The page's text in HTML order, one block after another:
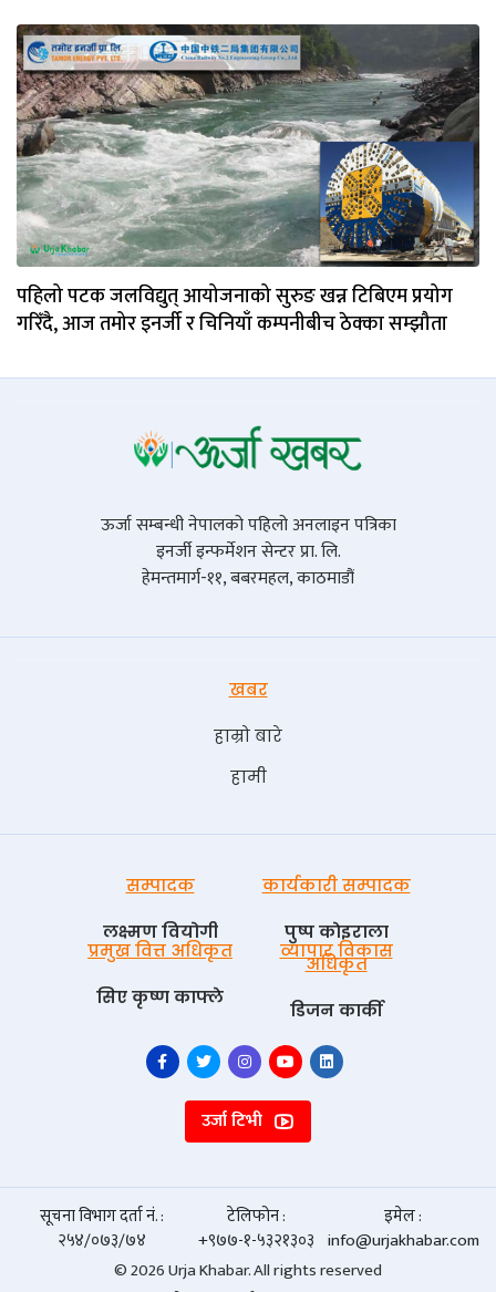
पहिलो पटक जलविद्युत् आयोजनाको सुरुङ खन्न टिबिएम प्रयोग
गरिँदै, आज तमोर इनर्जी र चिनियाँ कम्पनीबीच ठेक्का सम्झौता
ऊर्जा सम्बन्धी नेपालको पहिलो अनलाइन पत्रिका
इनर्जी इन्फर्मेशन सेन्टर प्रा. लि.
हेमन्तमार्ग-११, बबरमहल, काठमाडौं
खबर
हाम्रो बारे
हामी
सम्पादक
लक्ष्मण वियोगी
कार्यकारी सम्पादक
पुष्प काेइराला
प्रमुख वित्त अधिकृत
सिए कृष्ण काफ्ले
व्यापार विकास
अधिकृत
डिजन कार्की
उर्जा टिभी
सूचना विभाग दर्ता नं. :
२५४/०७३/७४
टेलिफोन :
+९७७-१-५३२१३०३
इमेल :
info@urjakhabar.com
© 2026 Urja Khabar. All rights reserved